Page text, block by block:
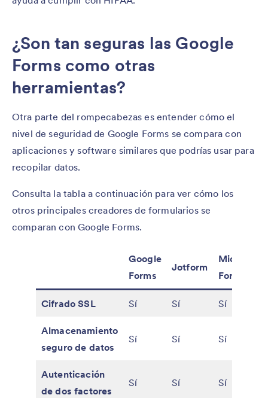
¿Son tan seguras las Google
Forms como otras
herramientas?
Otra parte del rompecabezas es entender cómo el
nivel de seguridad de Google Forms se compara con
aplicaciones y software similares que podrías usar para
recopilar datos.
Consulta la tabla a continuación para ver cómo los
otros principales creadores de formularios se
comparan con Google Forms.
Google
Forms
Jotform
Microsoft
Forms
Cifrado SSL Sí Sí Sí
Almacenamiento
seguro de datos
Sí Sí Sí
Autenticación
de dos factores
Sí Sí Sí